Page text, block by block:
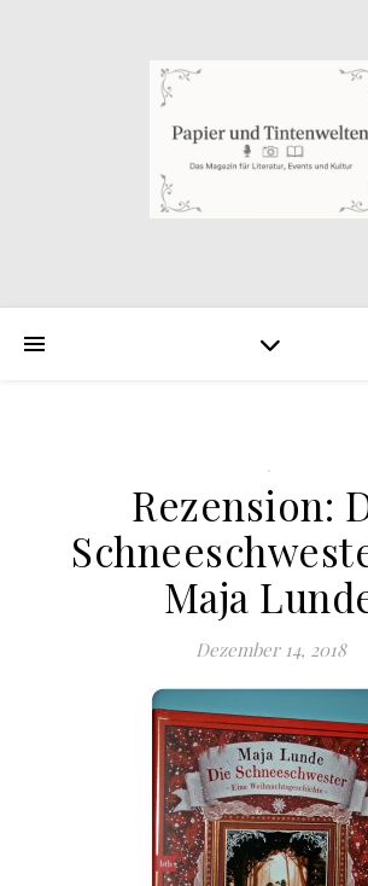
.
Rezension:
Maja
Dezember 14, 2018